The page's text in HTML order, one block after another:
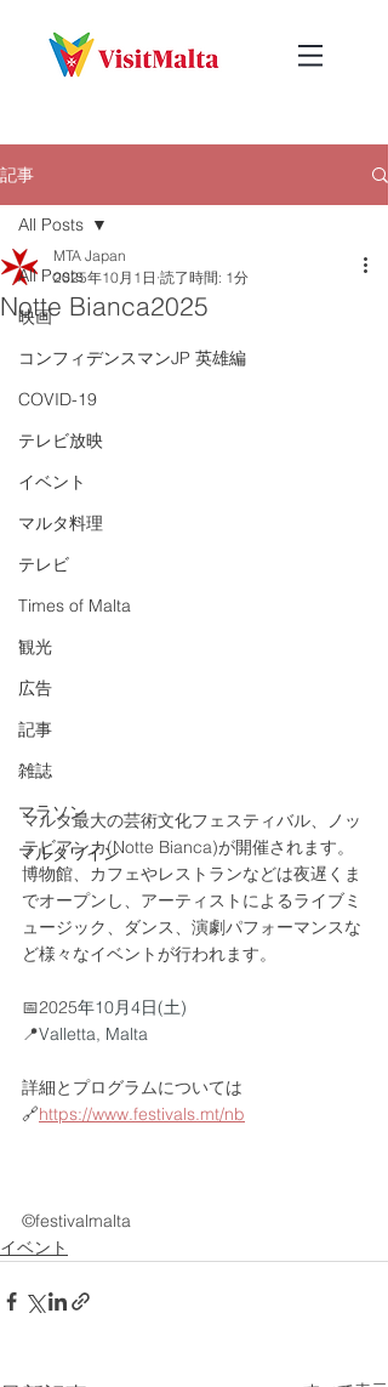
記事
All Posts
映画
コンフィデンスマンJP 英雄編
COVID-19
テレビ放映
イベント
マルタ料理
テレビ
Times of Malta
観光
広告
記事
雑誌
マラソン
マルタワイン
All Posts
Notte Bianca2025
MTA Japan
2025年10月1日 読了時間: 1分
マルタ最大の芸術文化フェスティバル、ノッ
テビアンカ(Notte Bianca)が開催されます。
博物館、カフェやレストランなどは夜遅くま
でオープンし、アーティストによるライブミ
ュージック、ダンス、演劇パフォーマンスな
ど様々なイベントが行われます。
📅2025年10月4日(土)
📍Valletta, Malta
詳細とプログラムについては
🔗https://www.festivals.mt/nb
©︎festivalmalta
イベント